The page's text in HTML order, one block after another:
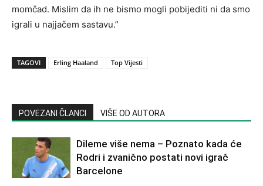
momčad. Mislim da ih ne bismo mogli pobijediti ni da smo
igrali u najjačem sastavu.”
TAGOVI Erling Haaland Top Vijesti
POVEZANI ČLANCI VIŠE OD AUTORA
Dileme više nema – Poznato kada će
Rodri i zvanično postati novi igrač
Barcelone